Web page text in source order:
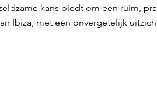
kans biedt om een ruim,
Ibiza, met een onvergetelijk